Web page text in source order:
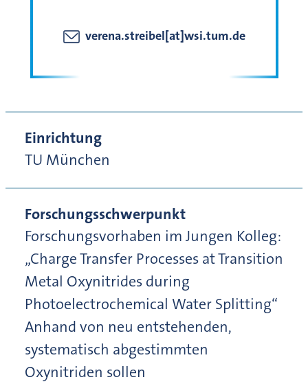
verena.streibel[at]wsi.tum.de
Einrichtung
TU München
Forschungsschwerpunkt
Forschungsvorhaben im Jungen Kolleg:
„Charge Transfer Processes at Transition
Metal Oxynitrides during
Photoelectrochemical Water Splitting“
Anhand von neu entstehenden,
systematisch abgestimmten
Oxynitriden sollen